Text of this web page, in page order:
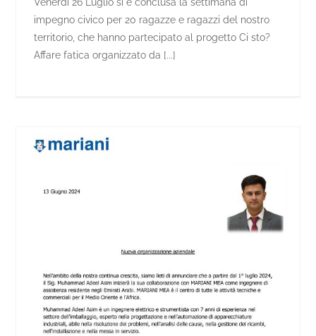
impegno civico per 20 ragazze e ragazzi del nostro
territorio, che hanno partecipato al progetto Ci sto?
Affare fatica organizzato da [...]